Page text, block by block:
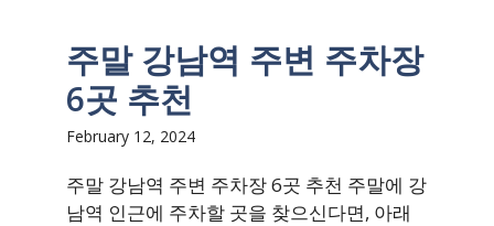
주말 강남역 주변 주차장
6곳 추천
February 12, 2024
주말 강남역 주변 주차장 6곳 추천 주말에 강
남역 인근에 주차할 곳을 찾으신다면, 아래